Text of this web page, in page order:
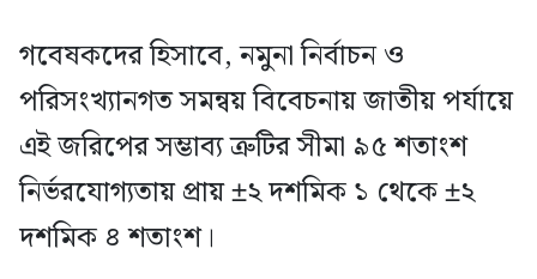
গবেষকদের হিসাবে, নমুনা নির্বাচন ও
পরিসংখ্যানগত সমন্বয় বিবেচনায় জাতীয় পর্যায়ে
এই জরিপের সম্ভাব্য ত্রুটির সীমা ৯৫ শতাংশ
নির্ভরযোগ্যতায় প্রায় ±২ দশমিক ১ থেকে ±২
দশমিক ৪ শতাংশ।